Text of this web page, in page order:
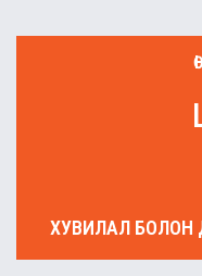
ХУВИЛАЛ БОЛОН